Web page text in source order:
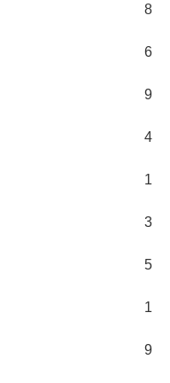
8
6
9
4
1
3
5
1
9